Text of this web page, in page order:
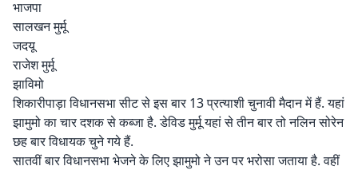
भाजपा
सालखन मुर्मू
जदयू
राजेश मुर्मू
झाविमो
शिकारीपाड़ा विधानसभा सीट से इस बार 13 प्रत्याशी चुनावी मैदान में हैं. यहां
झामुमो का चार दशक से कब्जा है. डेविड मुर्मू यहां से तीन बार तो नलिन सोरेन
छह बार विधायक चुने गये हैं.
सातवीं बार विधानसभा भेजने के लिए झामुमो ने उन पर भरोसा जताया है. वहीं